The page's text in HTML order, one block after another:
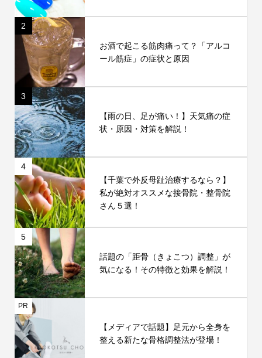
2
お酒で起こる筋肉痛って？「アルコ
ール筋症」の症状と原因
3
【雨の日、足が痛い！】天気痛の症
状・原因・対策を解説！
4
【千葉で外反母趾治療するなら？】
私が絶対オススメな接骨院・整骨院
さん５選！
5
話題の「距骨（きょこつ）調整」が
気になる！その特徴と効果を解説！
PR
【メディアで話題】足元から全身を
整える新たな骨格調整法が登場！